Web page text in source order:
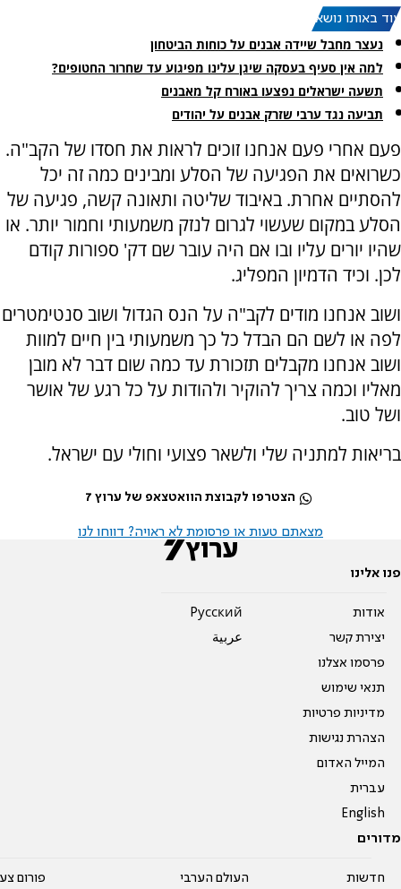
עוד באותו נושא:
נעצר מחבל שיידה אבנים על כוחות הביטחון
למה אין סעיף בעסקה שיגן עלינו מפיגוע עד שחרור החטופים?
תשעה ישראלים נפצעו באורח קל מאבנים
תביעה נגד ערבי שזרק אבנים על יהודים
פעם אחרי פעם אנחנו זוכים לראות את חסדו של הקב"ה.
כשרואים את הפגיעה של הסלע ומבינים כמה זה יכל
להסתיים אחרת. באיבוד שליטה ותאונה קשה, פגיעה של
הסלע במקום שעשוי לגרום לנזק משמעותי וחמור יותר. או
שהיו יורים עליו ובו אם היה עובר שם דק' ספורות קודם
לכן. וכיד הדמיון המפליג.
ושוב אנחנו מודים לקב"ה על הנס הגדול ושוב סנטימטרים
לפה או לשם הם הבדל כל כך משמעותי בין חיים למוות
ושוב אנחנו מקבלים תזכורת עד כמה שום דבר לא מובן
מאליו וכמה צריך להוקיר ולהודות על כל רגע של אושר
ושל טוב.
בריאות למתניה שלי ולשאר פצועי וחולי עם ישראל.
הצטרפו לקבוצת הוואטצאפ של ערוץ 7
מצאתם טעות או פרסומת לא ראויה? דווחו לנו
פנו אלינו
אודות
יצירת קשר
פרסמו אצלנו
תנאי שימוש
מדיניות פרטיות
הצהרת נגישות
המייל האדום
עברית
English
Pусский
عربية
מדורים
חדשות העולם הערבי פורום